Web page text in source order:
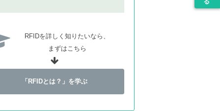
RFIDを詳しく知りたいなら、
まずはこちら
「RFIDとは？」を学ぶ